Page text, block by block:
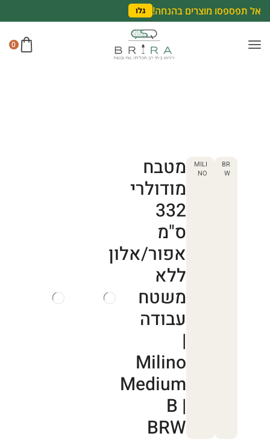
אל תפספסו מוצרים בהנחה! גלו
0
BR
W
MILI
NO
מטבח
מודולרי
332
ס"מ
אפור/אלון
ללא
משטח
עבודה
|
Milino
Medium
B |
BRW